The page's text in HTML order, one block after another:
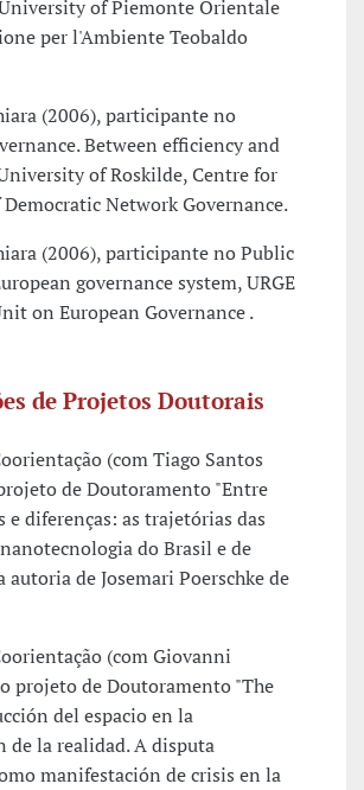
of Piemonte Orientale
per l'Ambiente Teobaldo
(2006), participante no
Between efficiency and
of Roskilde, Centre for
Network Governance.
(2006), participante no Public
governance system, URGE
on European Governance .
de Projetos Doutorais
(com Tiago Santos
de Doutoramento "Entre
e diferenças: as trajetórias das
do Brasil e de
autoria de Josemari Poerschke de
(com Giovanni
projeto de Doutoramento "The
del espacio en la
de la realidad. A disputa
manifestación de crisis en la